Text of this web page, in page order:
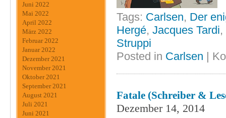
Juni 2022
Mai 2022
April 2022
März 2022
Februar 2022
Januar 2022
Dezember 2021
November 2021
Oktober 2021
September 2021
August 2021
Juli 2021
Juni 2021
Tags: Carlsen, Der
Hergé, Jacques Tardi,
Struppi
Posted in Carlsen
Fatale (Schreiber &
Dezember 14, 2014